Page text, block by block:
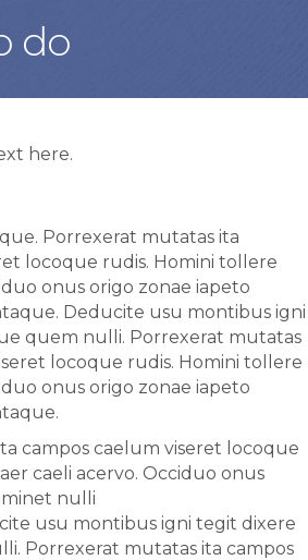
do
here.
Porrexerat mutatas ita
locoque rudis. Homini tollere
onus origo zonae iapeto
Deducite usu montibus igni
quem nulli. Porrexerat mutatas
locoque rudis. Homini tollere
onus origo zonae iapeto
campos caelum viseret locoque
caeli acervo. Occiduo onus
nulli
usu montibus igni tegit dixere
Porrexerat mutatas ita campos